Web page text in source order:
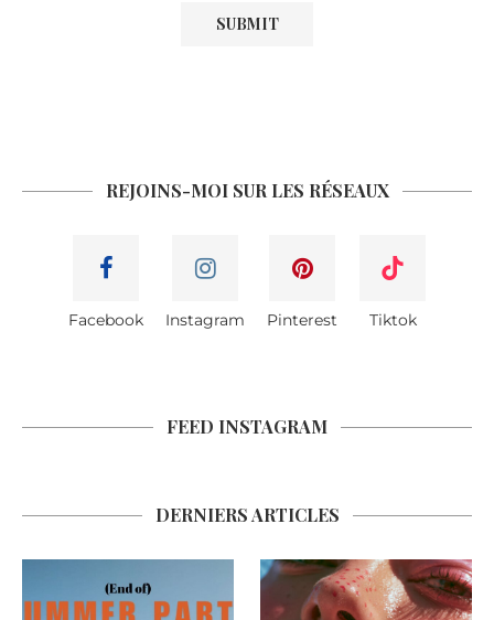
REJOINS-MOI SUR LES RÉSEAUX
Facebook Instagram Pinterest Tiktok
FEED INSTAGRAM
DERNIERS ARTICLES